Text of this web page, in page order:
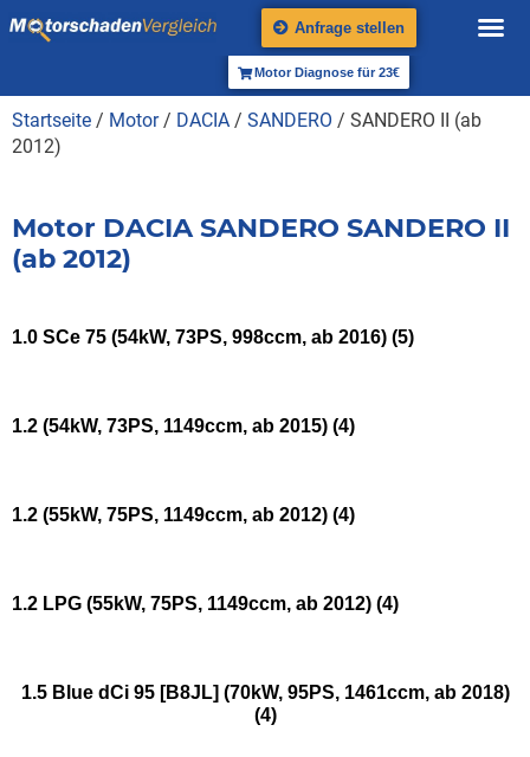
Anfrage stellen
Motor Diagnose für 23€
Startseite / Motor/ DACIA / SANDERO / SANDERO II (ab
2012)
Motor DACIA SANDERO SANDERO II
(ab 2012)
1.0 SCe 75 (54kW, 73PS, 998ccm, ab 2016) (5)
1.2 (54kW, 73PS, 1149ccm, ab 2015) (4)
1.2 (55kW, 75PS, 1149ccm, ab 2012) (4)
1.2 LPG (55kW, 75PS, 1149ccm, ab 2012) (4)
1.5 Blue dCi 95 [B8JL] (70kW, 95PS, 1461ccm, ab 2018)
(4)